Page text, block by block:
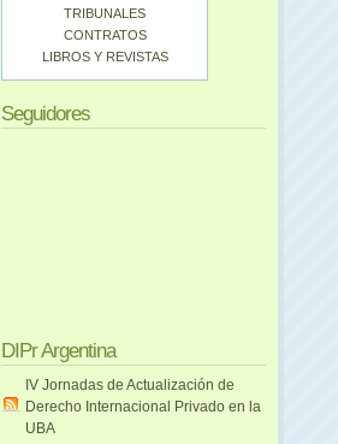
TRIBUNALES
CONTRATOS
LIBROS Y REVISTAS
Seguidores
DIPr Argentina
IV Jornadas de Actualización de
Derecho Internacional Privado en la
UBA